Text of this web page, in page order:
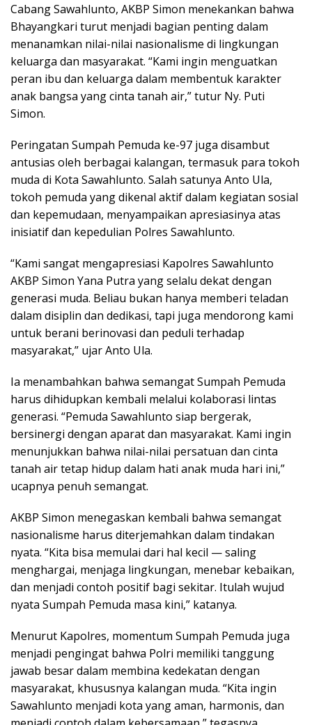
Cabang Sawahlunto, AKBP Simon menekankan bahwa
Bhayangkari turut menjadi bagian penting dalam
menanamkan nilai-nilai nasionalisme di lingkungan
keluarga dan masyarakat. “Kami ingin menguatkan
peran ibu dan keluarga dalam membentuk karakter
anak bangsa yang cinta tanah air,” tutur Ny. Puti
Simon.
Peringatan Sumpah Pemuda ke-97 juga disambut
antusias oleh berbagai kalangan, termasuk para tokoh
muda di Kota Sawahlunto. Salah satunya Anto Ula,
tokoh pemuda yang dikenal aktif dalam kegiatan sosial
dan kepemudaan, menyampaikan apresiasinya atas
inisiatif dan kepedulian Polres Sawahlunto.
“Kami sangat mengapresiasi Kapolres Sawahlunto
AKBP Simon Yana Putra yang selalu dekat dengan
generasi muda. Beliau bukan hanya memberi teladan
dalam disiplin dan dedikasi, tapi juga mendorong kami
untuk berani berinovasi dan peduli terhadap
masyarakat,” ujar Anto Ula.
Ia menambahkan bahwa semangat Sumpah Pemuda
harus dihidupkan kembali melalui kolaborasi lintas
generasi. “Pemuda Sawahlunto siap bergerak,
bersinergi dengan aparat dan masyarakat. Kami ingin
menunjukkan bahwa nilai-nilai persatuan dan cinta
tanah air tetap hidup dalam hati anak muda hari ini,”
ucapnya penuh semangat.
AKBP Simon menegaskan kembali bahwa semangat
nasionalisme harus diterjemahkan dalam tindakan
nyata. “Kita bisa memulai dari hal kecil — saling
menghargai, menjaga lingkungan, menebar kebaikan,
dan menjadi contoh positif bagi sekitar. Itulah wujud
nyata Sumpah Pemuda masa kini,” katanya.
Menurut Kapolres, momentum Sumpah Pemuda juga
menjadi pengingat bahwa Polri memiliki tanggung
jawab besar dalam membina kedekatan dengan
masyarakat, khususnya kalangan muda. “Kita ingin
Sawahlunto menjadi kota yang aman, harmonis, dan